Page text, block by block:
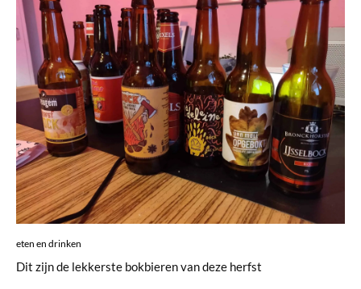
eten en drinken
Dit zijn de lekkerste bokbieren van deze herfst